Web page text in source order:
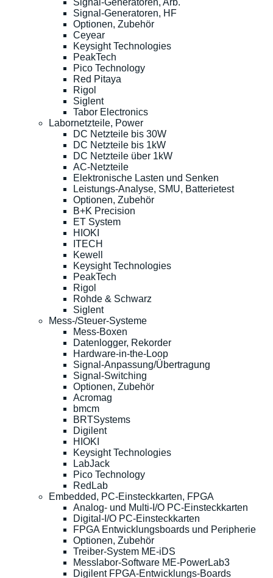
Signal-Generatoren, Arb.
Signal-Generatoren, HF
Optionen, Zubehör
Ceyear
Keysight Technologies
PeakTech
Pico Technology
Red Pitaya
Rigol
Siglent
Tabor Electronics
Labornetzteile, Power
DC Netzteile bis 30W
DC Netzteile bis 1kW
DC Netzteile über 1kW
AC-Netzteile
Elektronische Lasten und Senken
Leistungs-Analyse, SMU, Batterietest
Optionen, Zubehör
B+K Precision
ET System
HIOKI
ITECH
Kewell
Keysight Technologies
PeakTech
Rigol
Rohde & Schwarz
Siglent
Mess-/Steuer-Systeme
Mess-Boxen
Datenlogger, Rekorder
Hardware-in-the-Loop
Signal-Anpassung/Übertragung
Signal-Switching
Optionen, Zubehör
Acromag
bmcm
BRTSystems
Digilent
HIOKI
Keysight Technologies
LabJack
Pico Technology
RedLab
Embedded, PC-Einsteckkarten, FPGA
Analog- und Multi-I/O PC-Einsteckkarten
Digital-I/O PC-Einsteckkarten
FPGA Entwicklungsboards und Peripherie
Optionen, Zubehör
Treiber-System ME-iDS
Messlabor-Software ME-PowerLab3
Digilent FPGA-Entwicklungs-Boards